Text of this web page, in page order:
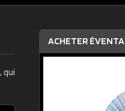
, qui
ACHETER